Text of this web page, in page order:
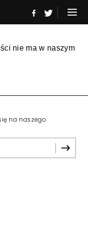
nie ma w naszym
na naszego